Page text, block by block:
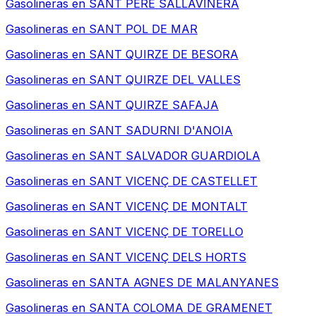
Gasolineras en SANT PERE SALLAVINERA
Gasolineras en SANT POL DE MAR
Gasolineras en SANT QUIRZE DE BESORA
Gasolineras en SANT QUIRZE DEL VALLES
Gasolineras en SANT QUIRZE SAFAJA
Gasolineras en SANT SADURNI D'ANOIA
Gasolineras en SANT SALVADOR GUARDIOLA
Gasolineras en SANT VICENÇ DE CASTELLET
Gasolineras en SANT VICENÇ DE MONTALT
Gasolineras en SANT VICENÇ DE TORELLO
Gasolineras en SANT VICENÇ DELS HORTS
Gasolineras en SANTA AGNES DE MALANYANES
Gasolineras en SANTA COLOMA DE GRAMENET